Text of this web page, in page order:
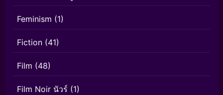
Feminism (1)
Fiction (41)
Film (48)
Film Noir นัวร์ (1)